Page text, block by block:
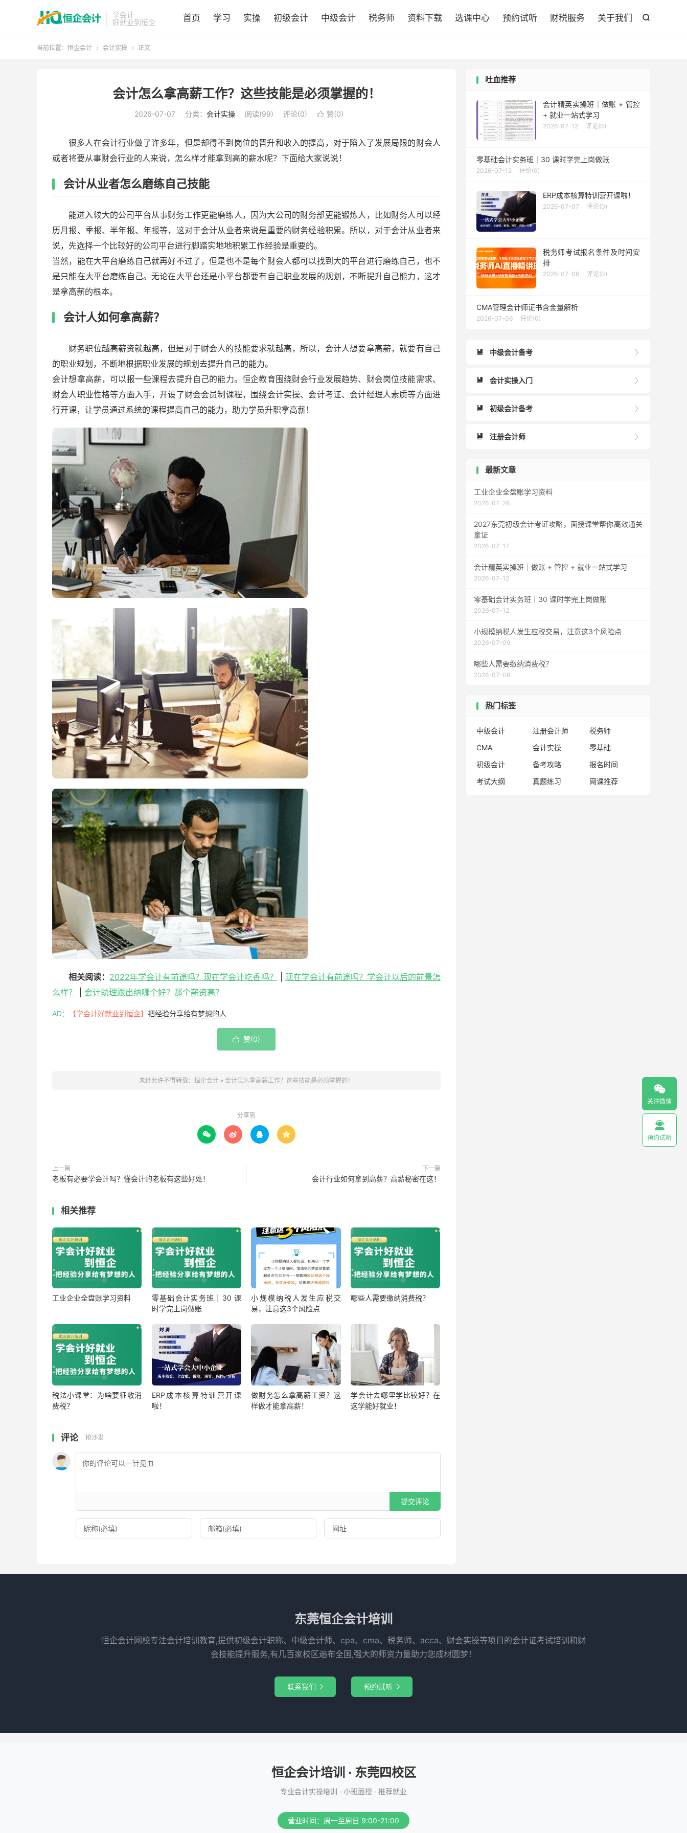
学会计
好就业到恒企

首页 学习 实操 初级会计 中级会计 税务师 资料下载 选课中心 预约试听 财税服务 关于我们
当前位置： 恒企会计  会计实操  正文
会计怎么拿高薪工作？这些技能是必须掌握的！
2026-07-07 分类： 会计实操 阅读(99) 评论(0)  赞(0)
很多人在会计行业做了许多年，但是却得不到岗位的晋升和收入的提高，对于陷入了发展局限的财会人
或者将要从事财会行业的人来说，怎么样才能拿到高的薪水呢？下面给大家说说！
会计从业者怎么磨练自己技能
能进入较大的公司平台从事财务工作更能磨练人，因为大公司的财务部更能锻炼人，比如财务人可以经
历月报、季报、半年报、年报等，这对于会计从业者来说是重要的财务经验积累。所以，对于会计从业者来
说，先选择一个比较好的公司平台进行脚踏实地地积累工作经验是重要的。
当然，能在大平台磨练自己就再好不过了，但是也不是每个财会人都可以找到大的平台进行磨练自己，也不
是只能在大平台磨练自己。无论在大平台还是小平台都要有自己职业发展的规划，不断提升自己能力，这才
是拿高薪的根本。
会计人如何拿高薪？
财务职位越高薪资就越高，但是对于财会人的技能要求就越高，所以，会计人想要拿高薪，就要有自己
的职业规划，不断地根据职业发展的规划去提升自己的能力。
会计想拿高薪，可以报一些课程去提升自己的能力。恒企教育围绕财会行业发展趋势、财会岗位技能需求、
财会人职业性格等方面入手，开设了财会会员制课程，围绕会计实操、会计考证、会计经理人素质等方面进
行开课，让学员通过系统的课程提高自己的能力，助力学员升职拿高薪！
相关阅读： 2022年学会计有前途吗？现在学会计吃香吗？
现在学会计有前途吗？学会计以后的前景怎
么样？
会计助理跟出纳哪个好？那个薪资高？
AD： 【学会计好就业到恒企】 把经验分享给有梦想的人
 赞(0)
未经允许不得转载： 恒企会计 » 会计怎么拿高薪工作？这些技能是必须掌握的！
分享到
   
上一篇
老板有必要学会计吗？懂会计的老板有这些好处！
下一篇
会计行业如何拿到高薪？高薪秘密在这！
相关推荐
工业企业全盘账学习资料
零基础会计实务班｜30 课
时学完上岗做账
小规模纳税人发生应税交
易，注意这3个风险点
哪些人需要缴纳消费税？
税法小课堂：为啥要征收消
费税？
ERP成本核算特训营开课
啦！
做财务怎么拿高薪工资？这
样做才能拿高薪！
学会计去哪里学比较好？在
这学能好就业！
评论 抢沙发
提交评论
吐血推荐
会计精英实操班｜做账 + 管控
+ 就业一站式学习
2026-07-12 评论(0)
零基础会计实务班｜30 课时学完上岗做账
2026-07-12 评论(0)
ERP成本核算特训营开课啦！
2026-07-07 评论(0)
税务师考试报名条件及时间安
排
2026-07-06 评论(0)
CMA管理会计师证书含金量解析
2026-07-06 评论(0)

 中级会计备考

 会计实操入门

 初级会计备考

 注册会计师
最新文章
工业企业全盘账学习资料
2026-07-28
2027东莞初级会计考证攻略，面授课堂帮你高效通关
拿证
2026-07-17
会计精英实操班｜做账 + 管控 + 就业一站式学习
2026-07-12
零基础会计实务班｜30 课时学完上岗做账
2026-07-12
小规模纳税人发生应税交易，注意这3个风险点
2026-07-09
哪些人需要缴纳消费税？
2026-07-08
热门标签
中级会计 注册会计师
税务师
CMA
会计实操
零基础
初级会计
备考攻略
报名时间
考试大纲
真题练习 网课推荐
东莞恒企会计培训
恒企会计网校专注会计培训教育,提供初级会计职称、中级会计师、cpa、cma、税务师、acca、财会实操等项目的会计证考试培训和财
会技能提升服务,有几百家校区遍布全国,强大的师资力量助力您成材圆梦！
联系我们  预约试听 
恒企会计培训 · 东莞四校区
专业会计实操培训 · 小班面授 · 推荐就业
营业时间：周一至周日 9:00-21:00

关注微信

预约试听